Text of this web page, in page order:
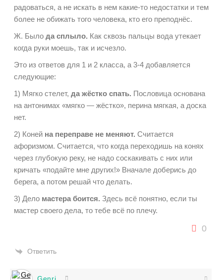
радоваться, а не искать в нем какие-то недостатки и тем
более не обижать того человека, кто его преподнёс.
Ж. Было да сплыло. Как сквозь пальцы вода утекает
когда руки моешь, так и исчезло.
Это из ответов для 1 и 2 класса, а 3-4 добавляется
следующие:
1) Мягко стелет, да жёстко спать. Пословица основана
на антонимах «мягко — жёстко», перина мягкая, а доска
нет.
2) Коней на переправе не меняют. Считается
афоризмом. Считается, что когда переходишь на конях
через глубокую реку, не надо соскакивать с них или
кричать «подайте мне других!» Вначале доберись до
берега, а потом решай что делать.
3) Дело мастера боится. Здесь всё понятно, если ты
мастер своего дела, то тебе всё по плечу.
0
Ответить